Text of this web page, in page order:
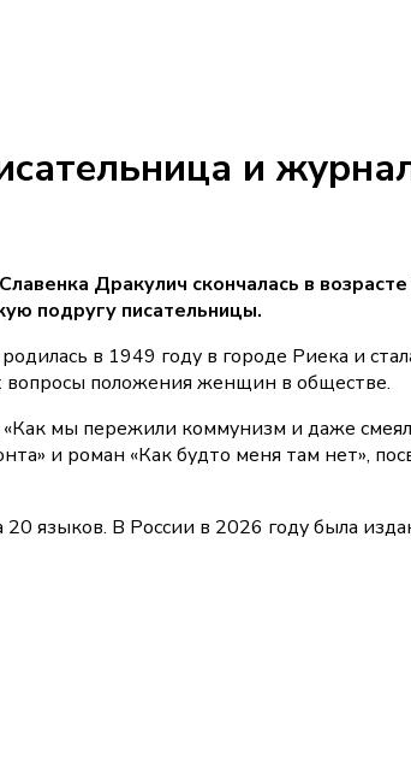
и
Дракулич скончалась в
подругу писательницы.
в 1949 году в городе Риека и
положения женщин в обществе.
мы пережили коммунизм и даже
и роман «Как будто меня там нет»,
языков. В России в 2026 году была